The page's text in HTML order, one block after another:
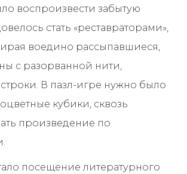
воспроизвести забытую
стать «реставраторами»,
воедино рассыпавшиеся,
с разорванной нити,
В пазл-игре нужно было
кубики, сквозь
произведение по
посещение литературного